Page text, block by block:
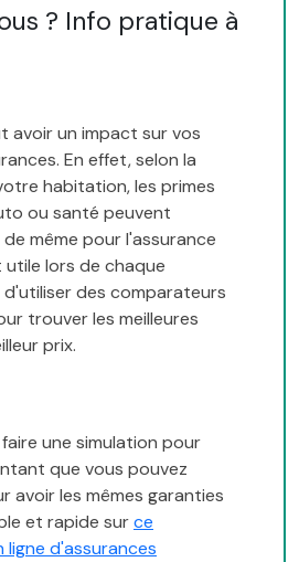
? Info pratique à
avoir un impact sur vos
En effet, selon la
habitation, les primes
ou santé peuvent
même pour l'assurance
lors de chaque
des comparateurs
trouver les meilleures
prix.
une simulation pour
que vous pouvez
avoir les mêmes garanties
et rapide surce
d'assurances